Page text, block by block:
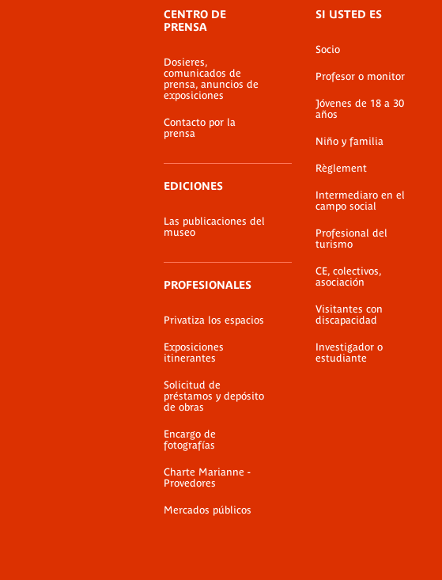
de
pie
página
CENTRO DE
PRENSA
Dosieres,
comunicados de
prensa, anuncios de
exposiciones
Contacto por la
prensa
EDICIONES
Las publicaciones del
museo
PROFESIONALES
Privatiza los espacios
Exposiciones
itinerantes
Solicitud de
préstamos y depósito
de obras
Encargo de
fotografías
Charte Marianne -
Provedores
Mercados públicos
SI USTED ES
Socio
Profesor o monitor
Jóvenes de 18 a 30
años
Niño y familia
Règlement
Intermediaro en el
campo social
Profesional del
turismo
CE, colectivos,
asociación
Visitantes con
discapacidad
Investigador o
estudiante